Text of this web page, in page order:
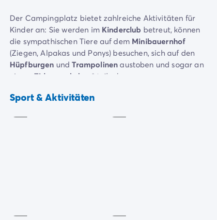
Der Campingplatz bietet zahlreiche Aktivitäten für
Kinder an: Sie werden im Kinderclub betreut, können
die sympathischen Tiere auf dem Minibauernhof
(Ziegen, Alpakas und Ponys) besuchen, sich auf den
Hüpfburgen undTrampolinenaustoben und sogar an
einem Zirkusworkshop* teilnehmen.
Die ganze Familie kann sich auch beim Minigolf oder
Spielzimmer mit Tischfußball, Billard, Flipper,
Überraschungen werden von den Teams des
Sport & Aktivitäten
Spielplatz